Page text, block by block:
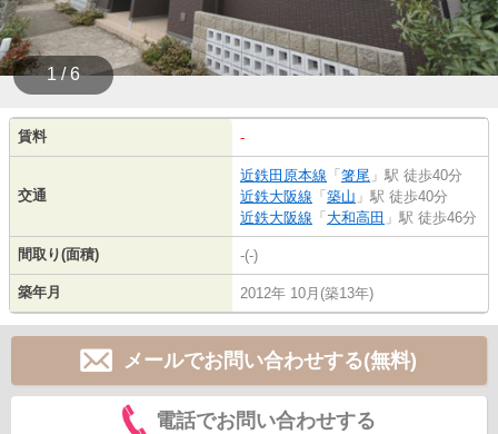
1 / 6
賃料 -
交通
近鉄田原本線 「 箸尾 」駅 徒歩40分
近鉄大阪線 「 築山 」駅 徒歩40分
近鉄大阪線 「 大和高田 」駅 徒歩46分
間取り(面積) -(-)
築年月 2012年 10月(築13年)
メールでお問い合わせする(無料)
電話でお問い合わせする